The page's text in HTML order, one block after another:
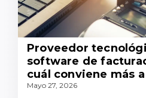
Proveedor
software de
cuál conviene más
Mayo 27, 2026